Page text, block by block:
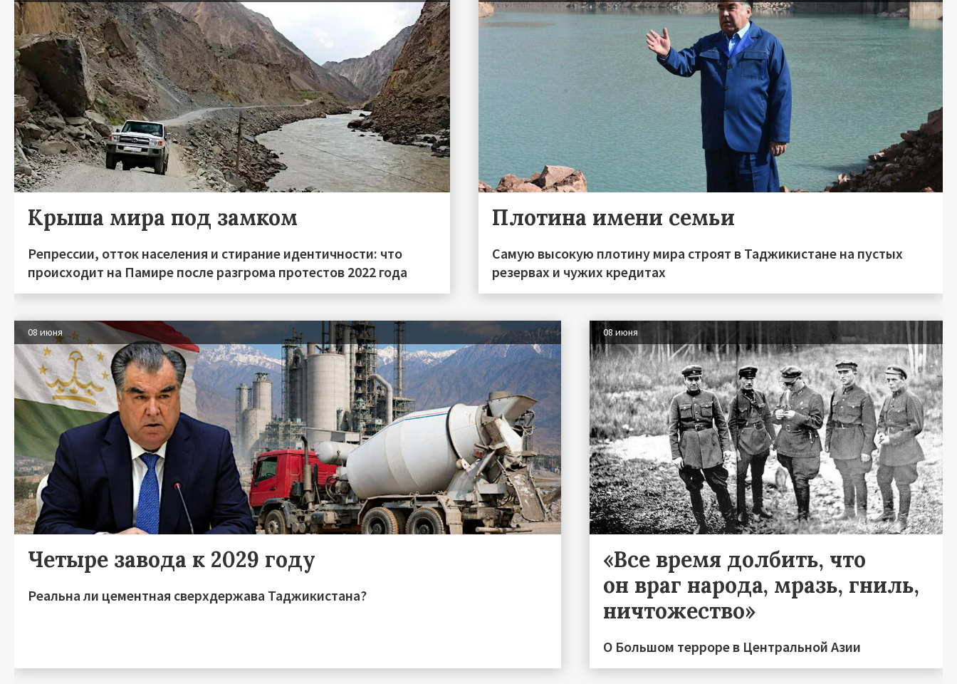
Крыша мира под замком
Репрессии, отток населения и стирание идентичности: что
происходит на Памире после разгрома протестов 2022 года
Плотина имени семьи
Самую высокую плотину мира строят в Таджикистане на пустых
резервах и чужих кредитах
08 июня
Четыре завода к 2029 году
Реальна ли цементная сверхдержава Таджикистана?
08 июня
«Все время долбить, что
он враг народа, мразь, гниль,
ничтожество»
О Большом терроре в Центральной Азии